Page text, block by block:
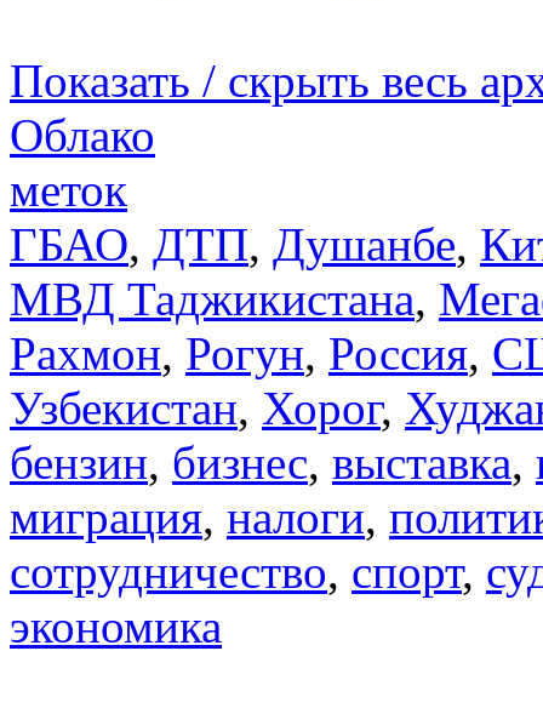
Показать / скрыть весь
Облако
меток
ГБАО, ДТП, Душанбе,
МВД Таджикистана,
Рахмон, Рогун, Россия,
Узбекистан, Хорог,
бензин, бизнес, выставка,
миграция, налоги,
сотрудничество, спорт,
экономика